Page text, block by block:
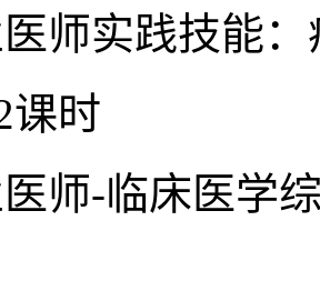
师实践技能
课时
师-临床医学